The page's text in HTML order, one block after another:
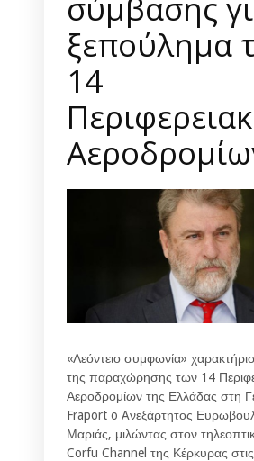
ξεπούλημα
14
«Λεόντειο συμφωνία»
της παραχώρησης των 14
Αεροδρομίων της Ελλάδας στη
Fraport o Aνεξάρτητος
Μαριάς, μιλώντας στον
Corfu Channel της Κέρκυρας